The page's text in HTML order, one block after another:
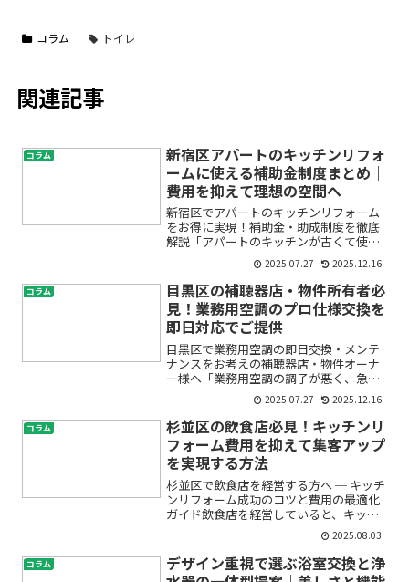
コラム トイレ
関連記事
コラム
新宿区アパートのキッチンリフォ
ームに使える補助金制度まとめ｜
費用を抑えて理想の空間へ
新宿区でアパートのキッチンリフォーム
をお得に実現！補助金・助成制度を徹底
解説「アパートのキッチンが古くて使い
づらい」「リフォームしたいけど費用が
心配」「補助金や助成金って本当に使え
るの？」――こんなお悩みをお持ちではあり
ませんか？新宿区では...
2025.07.27 2025.12.16
コラム
目黒区の補聴器店・物件所有者必
見！業務用空調のプロ仕様交換を
即日対応でご提供
目黒区で業務用空調の即日交換・メンテ
ナンスをお考えの補聴器店・物件オーナ
ー様へ「業務用空調の調子が悪く、急な
トラブルに困っている」「補聴器店の快
適な環境を維持したい」「物件を管理し
ているけれど、どこに頼むべきか分から
ない」——こうしたお悩み...
2025.07.27 2025.12.16
コラム
杉並区の飲食店必見！キッチンリ
フォーム費用を抑えて集客アップ
を実現する方法
杉並区で飲食店を経営する方へ ─ キッチ
ンリフォーム成功のコツと費用の最適化
ガイド飲食店を経営していると、キッチ
ンや厨房の老朽化、使い勝手の悪さ、衛
生面の不安など、さまざまな悩みが尽き
ませんよね。「リフォームしたいけれ
ど、費用がどれくらいか...
2025.08.03
コラム
デザイン重視で選ぶ浴室交換と浄